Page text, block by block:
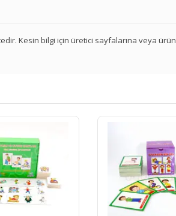
Kesin bilgi için üretici sayfalarına veya ürün